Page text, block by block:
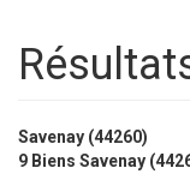
Savenay (44260)
9 Biens Savenay